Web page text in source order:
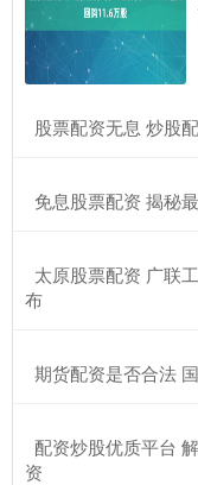
股票配资无息 炒股
免息股票配资 揭秘
太原股票配资 广联
布
期货配资是否合法
配资炒股优质平台
资